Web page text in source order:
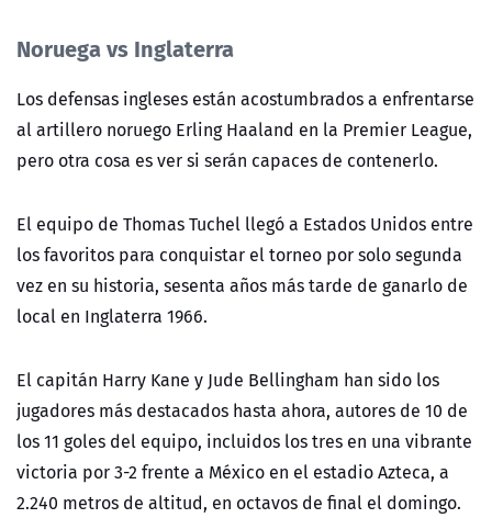
Noruega vs Inglaterra
Los defensas ingleses están acostumbrados a enfrentarse
al artillero noruego Erling Haaland en la Premier League,
pero otra cosa es versi serán capaces de contenerlo.
El equipo de Thomas Tuchel llegó a Estados Unidos entre
los favoritos para conquistar el torneo por solo segunda
vez en su historia, sesenta años más tarde de ganarlo de
local en Inglaterra 1966.
El capitán Harry Kane y Jude Bellingham han sido los
jugadores más destacados hasta ahora, autores de 10 de
los 11 goles del equipo, incluidos los tres en una vibrante
victoria por 3-2 frente a México en el estadio Azteca, a
2.240 metros de altitud, en octavos de final el domingo.